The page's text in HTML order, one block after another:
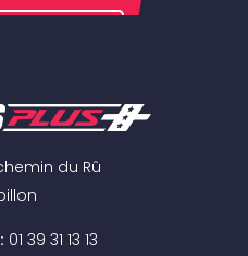
du Rû
01 39 31 13 13